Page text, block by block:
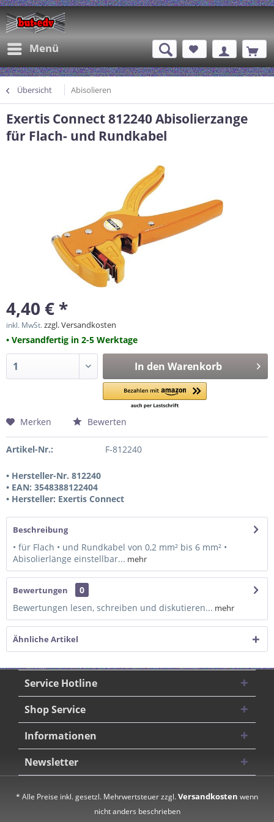
Menü
Übersicht Abisolieren
Exertis Connect 812240 Abisolierzange
für Flach- und Rundkabel
4,40 € *
inkl. MwSt.zzgl. Versandkosten
• Versandfertig in 2-5 Werktage
In den Warenkorb
Merken Bewerten
Artikel-Nr.: F-812240
• Hersteller-Nr. 812240
• EAN: 3548388122404
• Hersteller: Exertis Connect
Beschreibung
• für Flach • und Rundkabel von 0,2 mm² bis 6 mm² •
Abisolierlänge einstellbar... mehr
Bewertungen
0
Bewertungen lesen, schreiben und diskutieren... mehr
Ähnliche Artikel
Service Hotline
Shop Service
Informationen
Newsletter
* Alle Preise inkl. gesetzl. Mehrwertsteuer zzgl.Versandkosten wenn
nicht anders beschrieben